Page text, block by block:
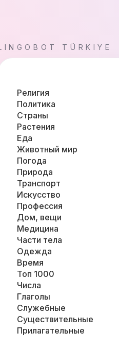
TÜRKIYE
Религия
Политика
Страны
Растения
Еда
Животный мир
Погода
Природа
Транспорт
Искусство
Профессия
Дом, вещи
Медицина
Части тела
Одежда
Время
Топ 1000
Числа
Глаголы
Служебные
Существительные
Прилагательные